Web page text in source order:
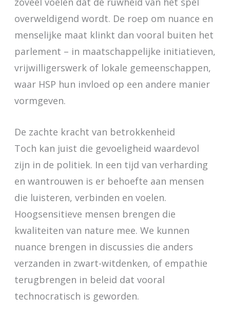
overweldigend wordt. De roep om nuance en
menselijke maat klinkt dan vooral buiten het
parlement – in maatschappelijke initiatieven,
vrijwilligerswerk of lokale gemeenschappen,
waar HSP hun invloed op een andere manier
vormgeven.
De zachte kracht van betrokkenheid
Toch kan juist die gevoeligheid waardevol
zijn in de politiek. In een tijd van verharding
en wantrouwen is er behoefte aan mensen
die luisteren, verbinden en voelen.
Hoogsensitieve mensen brengen die
kwaliteiten van nature mee. We kunnen
nuance brengen in discussies die anders
verzanden in zwart-witdenken, of empathie
terugbrengen in beleid dat vooral
technocratisch is geworden.